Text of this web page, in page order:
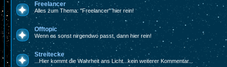
Freelancer
Alles zum Thema: "Freelancer" hier rein!
Offtopic
Wenn es sonst nirgendwo passt, dann hier rein!
Streitecke
...Hier kommt die Wahrheit ans Licht...kein weiterer Kommentar...